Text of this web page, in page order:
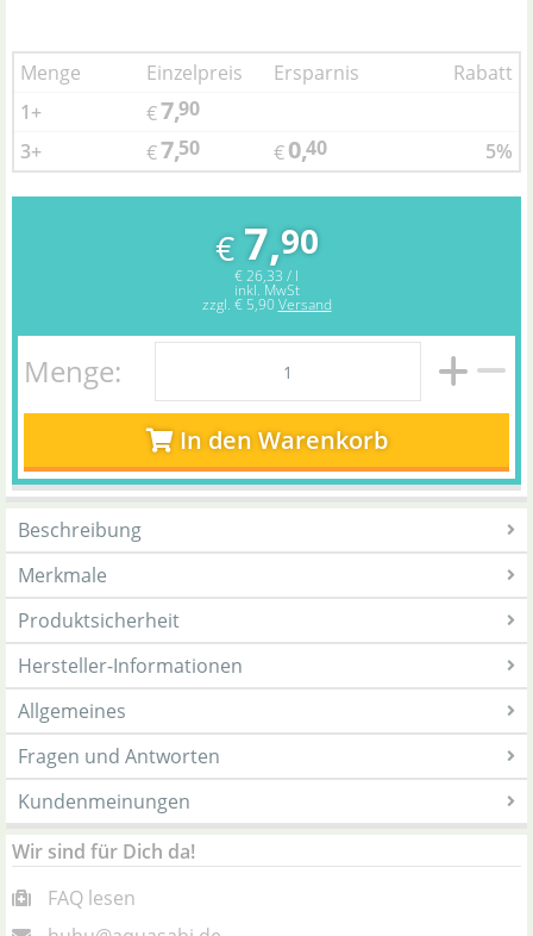
Menge Einzelpreis Ersparnis
Rabatt
1+
€7,90
3+
€7,50 €0,40 5%
€ 7,90
€ 26,33 / l
inkl. MwSt
zzgl. € 5,90 Versand
Menge:
In den Warenkorb
Beschreibung
Merkmale
Produktsicherheit
Hersteller-Informationen
Allgemeines
Fragen und Antworten
Kundenmeinungen
Wir sind für Dich da!
FAQ lesen